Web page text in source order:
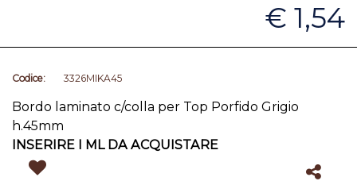
€ 1,54
Codice: 3326MIKA45
Bordo laminato c/colla per Top Porfido Grigio
h.45mm
INSERIRE I ML DA ACQUISTARE